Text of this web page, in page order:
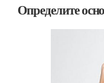
Определите